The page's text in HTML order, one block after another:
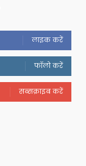
लाइक करें
फॉलो करें
सब्सक्राइब करें